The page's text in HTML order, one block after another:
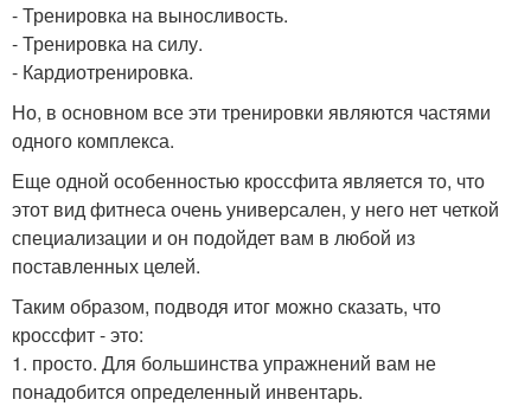
- Тренировка на выносливость.
- Тренировка на силу.
- Кардиотренировка.
Но, в основном все эти тренировки являются частями
одного комплекса.
Еще одной особенностью кроссфита является то, что
этот вид фитнеса очень универсален, у него нет четкой
специализации и он подойдет вам в любой из
поставленных целей.
Таким образом, подводя итог можно сказать, что
кроссфит - это:
1. просто. Для большинства упражнений вам не
понадобится определенный инвентарь.